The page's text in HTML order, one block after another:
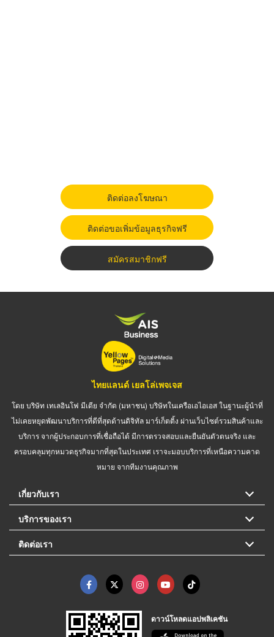
ติดต่อลงโฆษณา
ติดต่อขอเพิ่มข้อมูลธุรกิจฟรี
สมัครสมาชิกฟรี
ไทยแลนด์ เยลโล่เพจเจส
โดย บริษัท เทเลอินโฟ มีเดีย จำกัด (มหาชน) บริษัทในเครือเอไอเอส ในฐานะผู้นำที่
ไม่เคยหยุดพัฒนาบริการที่ดีที่สุดด้านดิจิทัล มาร์เก็ตติ้ง ผ่านเว็บไซต์รวมสินค้าและ
บริการ จากผู้ประกอบการที่เชื่อถือได้ มีการตรวจสอบและยืนยันตัวตนจริง และ
ครอบคลุมทุกหมวดธุรกิจมากที่สุดในประเทศ เราจะมอบบริการที่เหนือความคาด
หมาย จากทีมงานคุณภาพ
เกี่ยวกับเรา
บริการของเรา
ติดต่อเรา
ดาวน์โหลดแอปพลิเคชัน